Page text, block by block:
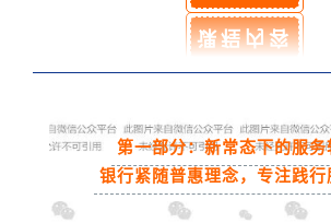
第一部分：新常态下的服
银行紧随普惠理念，专注践行